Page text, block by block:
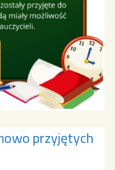
przyjętych